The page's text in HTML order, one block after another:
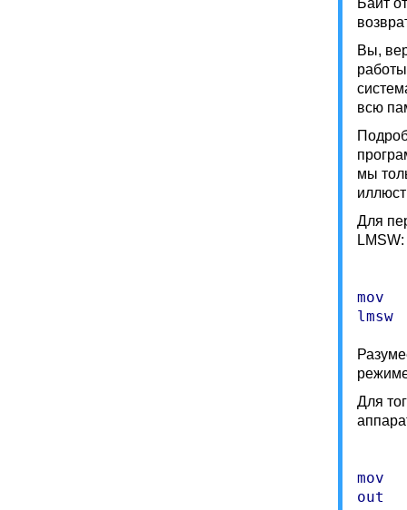
Байт
Вы,
всю
мы
Для
LMSW:
mov
Для
mov